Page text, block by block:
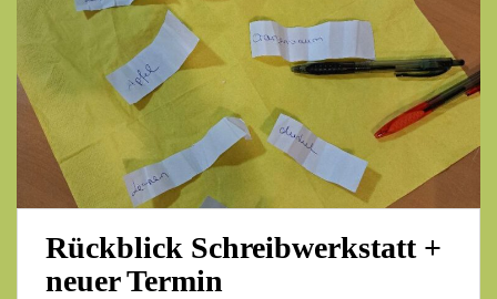
Rückblick Schreibwerkstatt +
neuer Termin